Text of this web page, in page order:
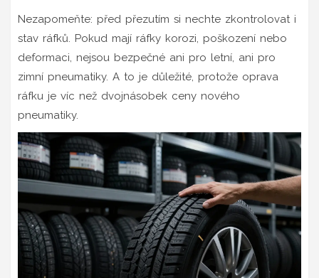
Nezapomeňte: před přezutím si nechte zkontrolovat i
stav ráfků. Pokud mají ráfky korozi, poškození nebo
deformaci, nejsou bezpečné ani pro letní, ani pro
zimní pneumatiky. A to je důležité, protože oprava
ráfku je víc než dvojnásobek ceny nového
pneumatiky.